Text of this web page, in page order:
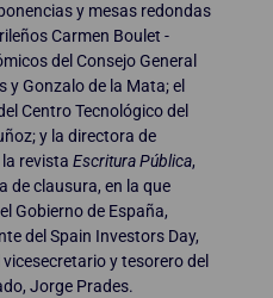
y mesas redondas
Carmen Boulet -
del Consejo General
y Gonzalo de la Mata; el
Centro Tecnológico del
y la directora de
revista Escritura Pública,
de clausura, en la que
Gobierno de España,
del Spain Investors Day,
y tesorero del
Jorge Prades.